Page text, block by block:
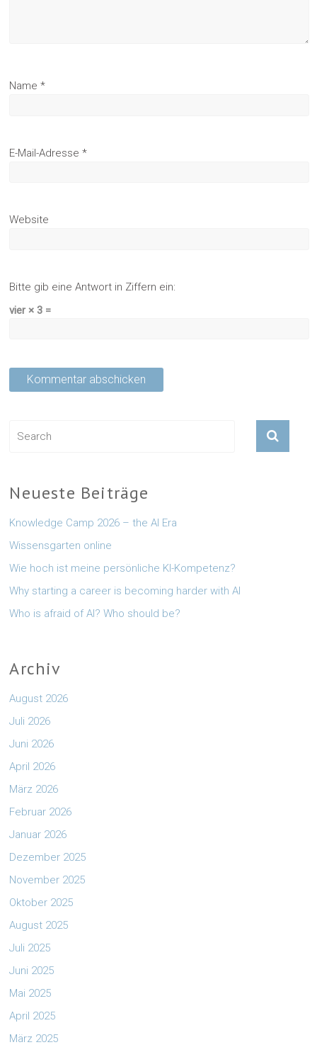
Name*
E-Mail-Adresse*
Website
Bitte gib eine Antwort in Ziffern ein:
vier × 3 =
Neueste Beiträge
Knowledge Camp 2026 – the AI Era
Wissensgarten online
Wie hoch ist meine persönliche KI-Kompetenz?
Why starting a career is becoming harder with AI
Who is afraid of AI? Who should be?
Archiv
August 2026
Juli 2026
Juni 2026
April 2026
März 2026
Februar 2026
Januar 2026
Dezember 2025
November 2025
Oktober 2025
August 2025
Juli 2025
Juni 2025
Mai 2025
April 2025
März 2025